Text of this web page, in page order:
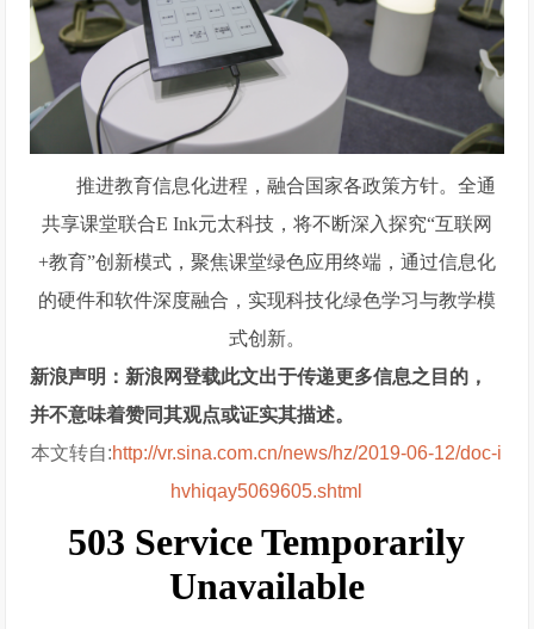
推进教育信息化进程，融合国家各政策方针。全通
共享课堂联合E Ink元太科技，将不断深入探究“互联网
+教育”创新模式，聚焦课堂绿色应用终端，通过信息化
的硬件和软件深度融合，实现科技化绿色学习与教学模
式创新。
新浪声明：新浪网登载此文出于传递更多信息之目的，
并不意味着赞同其观点或证实其描述。
本文转自:http://vr.sina.com.cn/news/hz/2019-06-12/doc-i
hvhiqay5069605.shtml